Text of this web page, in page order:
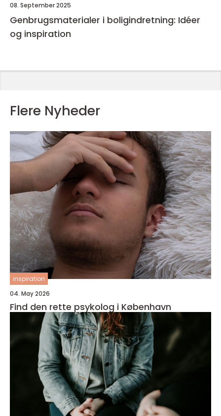
08. September 2025
Genbrugsmaterialer i boligindretning: Idéer
og inspiration
Flere Nyheder
inspiration
04. May 2026
Find den rette psykolog i København